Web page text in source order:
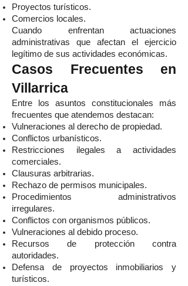
Proyectos turísticos.
Comercios locales.
Cuando enfrentan actuaciones
administrativas que afectan el ejercicio
legítimo de sus actividades económicas.
Casos Frecuentes en
Villarrica
Entre los asuntos constitucionales más
frecuentes que atendemos destacan:
Vulneraciones al derecho de propiedad.
Conflictos urbanísticos.
Restricciones ilegales a actividades
comerciales.
Clausuras arbitrarias.
Rechazo de permisos municipales.
Procedimientos administrativos
irregulares.
Conflictos con organismos públicos.
Vulneraciones al debido proceso.
Recursos de protección contra
autoridades.
Defensa de proyectos inmobiliarios y
turísticos.